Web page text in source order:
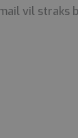
vil